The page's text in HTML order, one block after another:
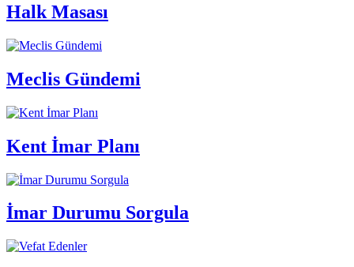
Halk Masası
Meclis Gündemi
Kent İmar Planı
İmar Durumu Sorgula